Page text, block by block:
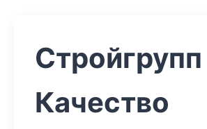
Стройгрупп
Качество